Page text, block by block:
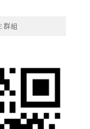
組